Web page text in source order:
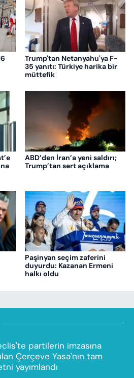
Trump'tan Netanyahu'ya F-
35 yanıtı: Türkiye harika bir
müttefik
ABD’den İran’a yeni saldırı;
Trump’tan sert açıklama
Paşinyan seçim zaferini
duyurdu: Kazanan Ermeni
halkı oldu
partilerin imzasına
Çerçeve Yasa'nın tam
yayımlandı